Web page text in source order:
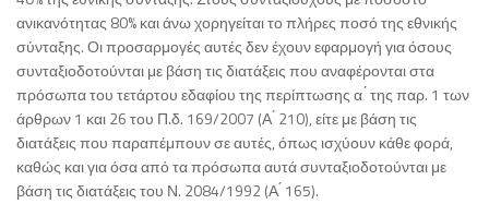
ανικανότητας 80% και άνω χορηγείται το πλήρες ποσό της εθνικής
σύνταξης. Οι προσαρμογές αυτές δεν έχουν εφαρμογή για όσους
συνταξιοδοτούνται με βάση τις διατάξεις που αναφέρονται στα
πρόσωπα του τετάρτου εδαφίου της περίπτωσης α ́ της παρ. 1 των
άρθρων 1 και 26 του Π.δ. 169/2007 (Α ́ 210), είτε με βάση τις
διατάξεις που παραπέμπουν σε αυτές, όπως ισχύουν κάθε φορά,
καθώς και για όσα από τα πρόσωπα αυτά συνταξιοδοτούνται με
βάση τις διατάξεις του Ν. 2084/1992 (Α ́ 165).